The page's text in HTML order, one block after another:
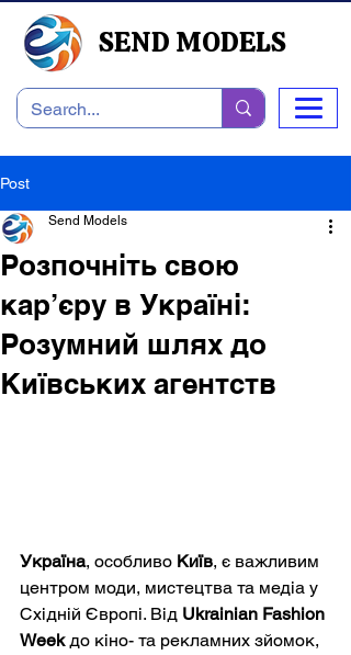
SEND MODELS
Post
Розпочніть свою
кар’єру в Україні:
Розумний шлях до
Київських агентств
Send Models
Україна, особливо Київ, є важливим
центром моди, мистецтва та медіа у
Східній Європі. Від Ukrainian Fashion
Week до кіно- та рекламних зйомок,